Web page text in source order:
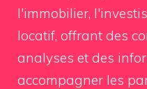
l'immobilier,
locatif, offrant des
analyses et des
accompagner les